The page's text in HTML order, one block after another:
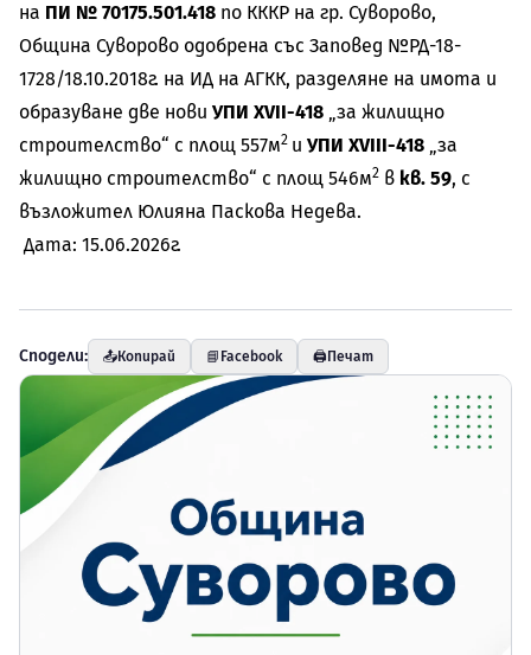
на ПИ № 70175.501.418 по КККР на гр. Суворово,
Община Суворово одобрена със Заповед №РД-18-
1728/18.10.2018г. на ИД на АГКК, разделяне на имота и
образуване две нови УПИ ХVII-418 „за жилищно
строителство“ с площ 557м2 и УПИ ХVIII-418 „за
жилищно строителство“ с площ 546м2 в кв. 59, с
възложител Юлияна Паскова Недева.
Дата: 15.06.2026г.
Сподели: 📤Копирай 📘 Facebook 🖨️ Печат